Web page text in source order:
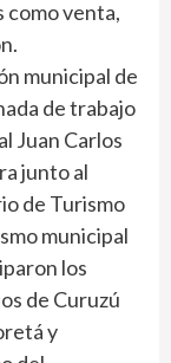
como venta,
municipal de
de trabajo
Juan Carlos
junto al
de Turismo
municipal
los
de Curuzú
y